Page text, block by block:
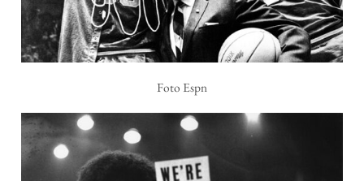
Foto Espn